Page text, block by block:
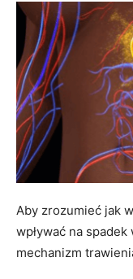
Aby zrozumieć jak
wpływać na
mechanizm